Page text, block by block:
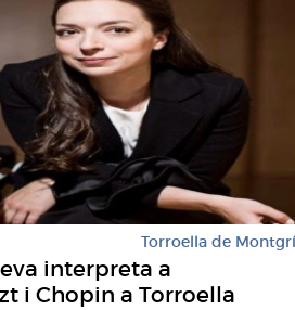
Torroella de Montgrí
interpreta a
i Chopin a Torroella